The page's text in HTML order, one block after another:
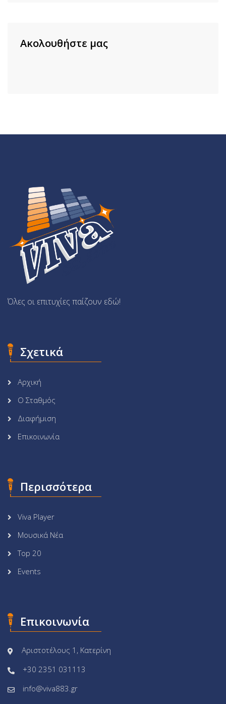
Ακολουθήστε μας
Όλες οι επιτυχίες παίζουν εδώ!
Σχετικά
Αρχική
Ο Σταθμός
Διαφήμιση
Επικοινωνία
Περισσότερα
Viva Player
Μουσικά Νέα
Top 20
Events
Επικοινωνία
Αριστοτέλους 1, Κατερίνη
+30 2351 031113
info@viva883.gr